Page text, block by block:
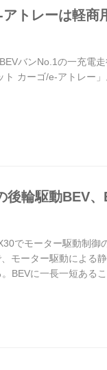
トレーは軽
バンNo.1の一充電
カーゴ/e-アトレー
後輪駆動BEV
でモーター駆動制
モーター駆動による
BEVに一長一短ある